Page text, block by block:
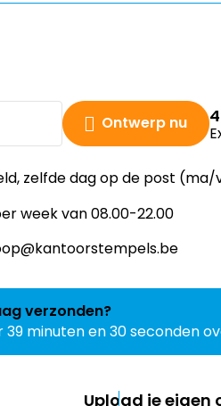
zelfde dag op de post (ma/
week van 08.00-22.00
verzonden?
39 minuten en 29 seconden